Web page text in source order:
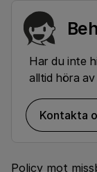
Har du inte
alltid höra av
Kontakta
Policy mot